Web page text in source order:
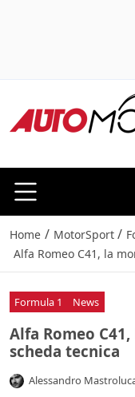
Home / MotorSport /
Alfa Romeo C41, la
Formula 1 News
Alfa Romeo
scheda tecnica
Alessandro